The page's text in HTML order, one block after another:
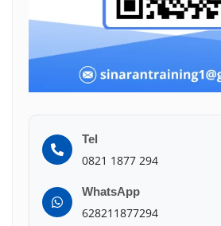
Tel
0821 1877 294
WhatsApp
628211877294